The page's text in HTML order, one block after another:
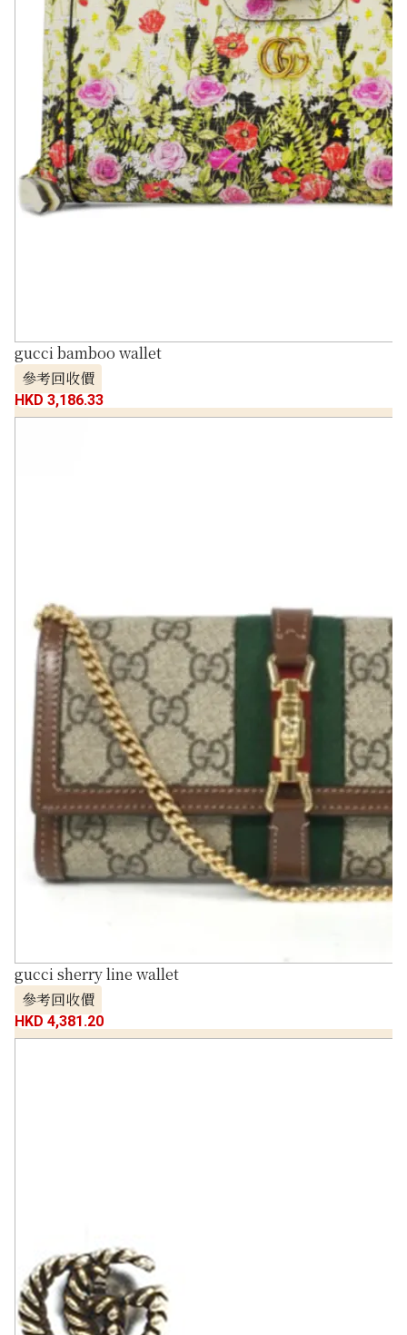
gucci bamboo wallet
參考回收價
HKD 3,186.33
gucci sherry line wallet
參考回收價
HKD 4,381.20